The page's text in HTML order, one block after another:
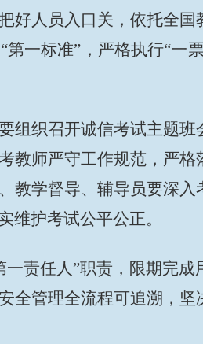
好人员入口关，依托全国
一标准”，严格执行“一
组织召开诚信考试主题班
师严守工作规范，严格
教学督导、辅导员要深入
维护考试公平公正。
责任人”职责，限期完成
全管理全流程可追溯，坚